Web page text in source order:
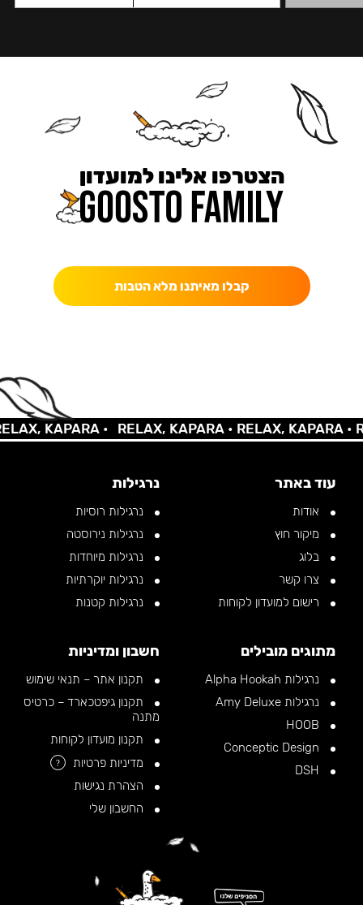
הצטרפו אלינו למועדון
קבלו מאיתנו מלא הטבות
KAPARA • RELAX, KAPARA •RELAX, KAPARA •
עוד באתר
אודות
מיקור חוץ
בלוג
צרו קשר
רישום למועדון לקוחות
נרגילות
נרגילות רוסיות
נרגילות נירוסטה
נרגילות מיוחדות
נרגילות יוקרתיות
נרגילות קטנות
מתוגים מובילים
נרגילות Alpha Hookah
נרגילות Amy Deluxe
חשבון ומדיניות
תקנון אתר – תנאי שימוש
תקנון גיפטכארד – כרטיס
מתנה
תקנון מועדון לקוחות
מדיניות פרטיות
?
הצהרת נגישות
החשבון שלי